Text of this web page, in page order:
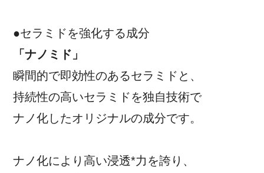
●セラミドを強化する成分
「ナノミド」
瞬間的で即効性のあるセラミドと、
持続性の高いセラミドを独自技術で
ナノ化したオリジナルの成分です。
ナノ化により高い浸透*力を誇り、